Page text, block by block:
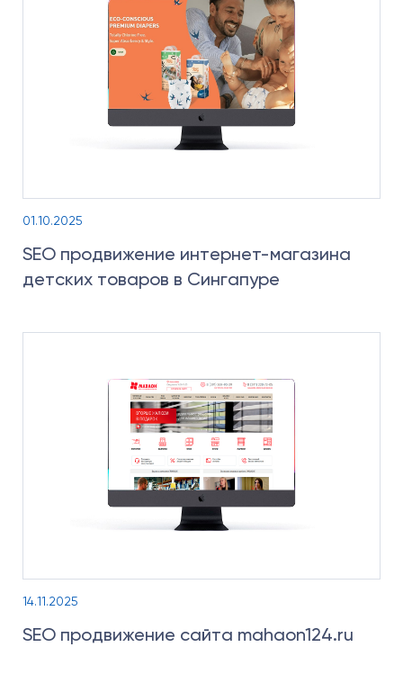
01.10.2025
SEO продвижение интернет-магазина
детских товаров в Сингапуре
14.11.2025
SEO продвижение сайта mahaon124.ru